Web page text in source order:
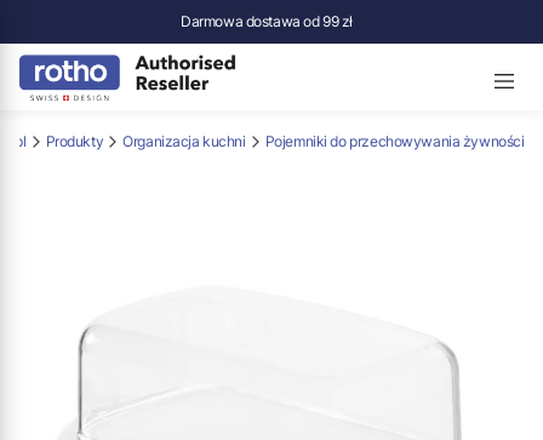
Darmowa dostawa od 99 zł
Produkty Organizacja kuchni Pojemniki do przechowywania żywności